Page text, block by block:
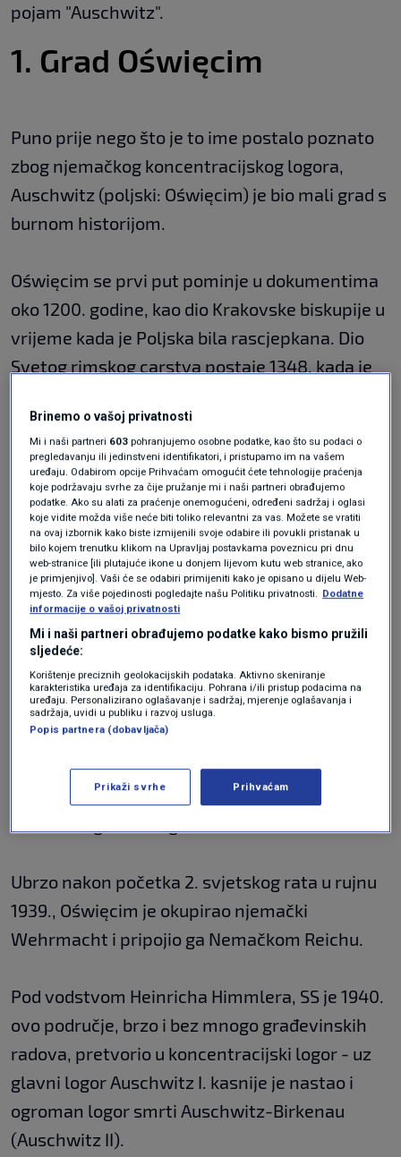
pojam "Auschwitz".
1. Grad Oświęcim
Puno prije nego što je to ime postalo poznato
zbog njemačkog koncentracijskog logora,
Auschwitz (poljski: Oświęcim) je bio mali grad s
burnom historijom.
Oświęcim se prvi put pominje u dokumentima
oko 1200. godine, kao dio Krakovske biskupije u
vrijeme kada je Poljska bila rascjepkana. Dio
Svetog rimskog carstva postaje 1348. kada je
put spominje ime Auschwitz. Malo je pripadao
Austrijancima, malo kao vojvodstvo Kraljevini
Češkoj, malo Pruskoj – a kasnije ponovno
Kraljevini Poljskoj.
Oko 1900. godine, kada je Oświęcim dobio
željezničku stanicu, grad je počeo ekonomski
napredovati. Za mnoge sezonske radnike i
radnike migrante u okolnim industrijskim
područjima Gornje Šlezije i Češke bio je
potreban smještaj. Za njih su izgrađene zgrade
od cigala i drvene barake.
Te zgrade i barake će kasnije činiti jezgro
Ubrzo nakon početka 2. svjetskog rata u rujnu
1939., Oświęcim je okupirao njemački
Wehrmacht i pripojio ga Nemačkom Reichu.
Pod vodstvom Heinricha Himmlera, SS je 1940.
ovo područje, brzo i bez mnogo građevinskih
radova, pretvorio u koncentracijski logor - uz
glavni logor Auschwitz I. kasnije je nastao i
ogroman logor smrti Auschwitz-Birkenau
(Auschwitz II).
Brinemo o vašoj privatnosti
Mi i naši partneri 603 pohranjujemo osobne podatke, kao što su podaci o
pregledavanju ili jedinstveni identifikatori, i pristupamo im na vašem
uređaju. Odabirom opcije Prihvaćam omogućit ćete tehnologije praćenja
koje podržavaju svrhe za čije pružanje mi i naši partneri obrađujemo
podatke. Ako su alati za praćenje onemogućeni, određeni sadržaj i oglasi
koje vidite možda više neće biti toliko relevantni za vas. Možete se vratiti
na ovaj izbornik kako biste izmijenili svoje odabire ili povukli pristanak u
bilo kojem trenutku klikom na Upravljaj postavkama poveznicu pri dnu
web-stranice [ili plutajuće ikone u donjem lijevom kutu web stranice, ako
je primjenjivo]. Vaši će se odabiri primijeniti kako je opisano u dijelu Web-
mjesto. Za više pojedinosti pogledajte našu Politiku privatnosti. Dodatne
informacije o vašoj privatnosti
Mi i naši partneri obrađujemo podatke kako bismo pružili
sljedeće:
Korištenje preciznih geolokacijskih podataka. Aktivno skeniranje
karakteristika uređaja za identifikaciju. Pohrana i/ili pristup podacima na
uređaju. Personalizirano oglašavanje i sadržaj, mjerenje oglašavanja i
sadržaja, uvidi u publiku i razvoj usluga.
Popis partnera (dobavljača)
Prikaži svrhe Prihvaćam